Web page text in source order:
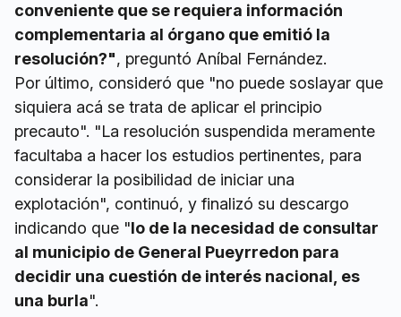
conveniente que se requiera información
complementaria al órgano que emitió la
resolución?", preguntó Aníbal Fernández.
Por último, consideró que "no puede soslayar que
siquiera acá se trata de aplicar el principio
precauto". "La resolución suspendida meramente
facultaba a hacer los estudios pertinentes, para
considerar la posibilidad de iniciar una
explotación", continuó, y finalizó su descargo
indicando que "lo de la necesidad de consultar
al municipio de General Pueyrredon para
decidir una cuestión de interés nacional, es
una burla".